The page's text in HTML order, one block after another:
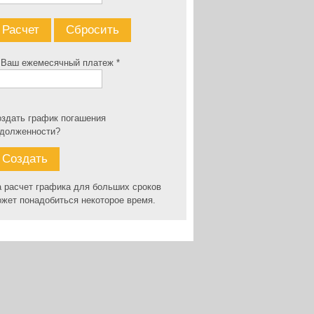
ежемесячный платеж *
график погашения
расчет графика для больших сроков
понадобиться некоторое время.